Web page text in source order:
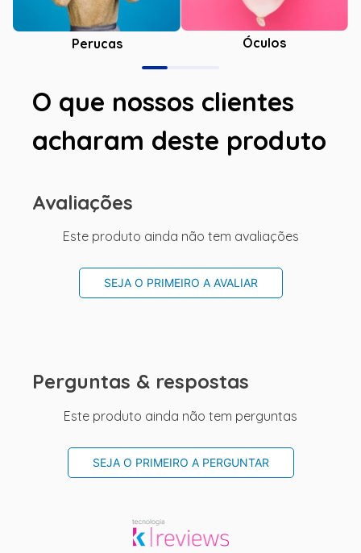
Perucas Óculos
O que nossos clientes
acharam deste produto
Avaliações
Este produto ainda não tem avaliações
SEJA O PRIMEIRO A AVALIAR
Perguntas & respostas
Este produto ainda não tem perguntas
SEJA O PRIMEIRO A PERGUNTAR